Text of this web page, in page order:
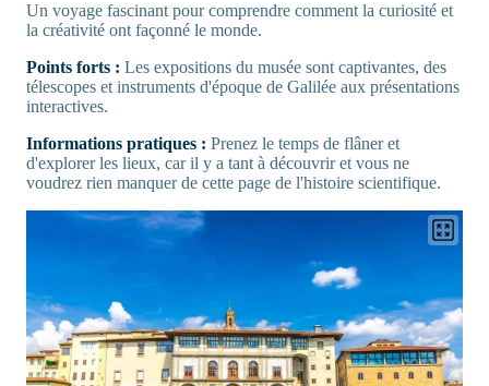
Un voyage fascinant pour comprendre comment la curiosité et
la créativité ont façonné le monde.
Points forts : Les expositions du musée sont captivantes, des
télescopes et instruments d'époque de Galilée aux présentations
interactives.
Informations pratiques : Prenez le temps de flâner et
d'explorer les lieux, car il y a tant à découvrir et vous ne
voudrez rien manquer de cette page de l'histoire scientifique.